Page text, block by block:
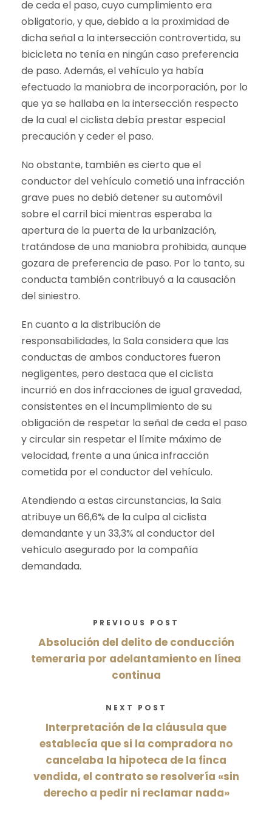
de ceda el paso, cuyo cumplimiento era
obligatorio, y que, debido a la proximidad de
dicha señal a la intersección controvertida, su
bicicleta no tenía en ningún caso preferencia
de paso. Además, el vehículo ya había
efectuado la maniobra de incorporación, por lo
que ya se hallaba en la intersección respecto
de la cual el ciclista debía prestar especial
precaución y ceder el paso.
No obstante, también es cierto que el
conductor del vehículo cometió una infracción
grave pues no debió detener su automóvil
sobre el carril bici mientras esperaba la
apertura de la puerta de la urbanización,
tratándose de una maniobra prohibida, aunque
gozara de preferencia de paso. Por lo tanto, su
conducta también contribuyó a la causación
del siniestro.
En cuanto a la distribución de
responsabilidades, la Sala considera que las
conductas de ambos conductores fueron
negligentes, pero destaca que el ciclista
incurrió en dos infracciones de igual gravedad,
consistentes en el incumplimiento de su
obligación de respetar la señal de ceda el paso
y circular sin respetar el límite máximo de
velocidad, frente a una única infracción
cometida por el conductor del vehículo.
Atendiendo a estas circunstancias, la Sala
atribuye un 66,6% de la culpa al ciclista
demandante y un 33,3% al conductor del
vehículo asegurado por la compañía
demandada.
PREVIOUS POST
Absolución del delito de conducción
temeraria por adelantamiento en línea
continua
NEXT POST
Interpretación de la cláusula que
establecía que si la compradora no
cancelaba la hipoteca de la finca
vendida, el contrato se resolvería «sin
derecho a pedir ni reclamar nada»